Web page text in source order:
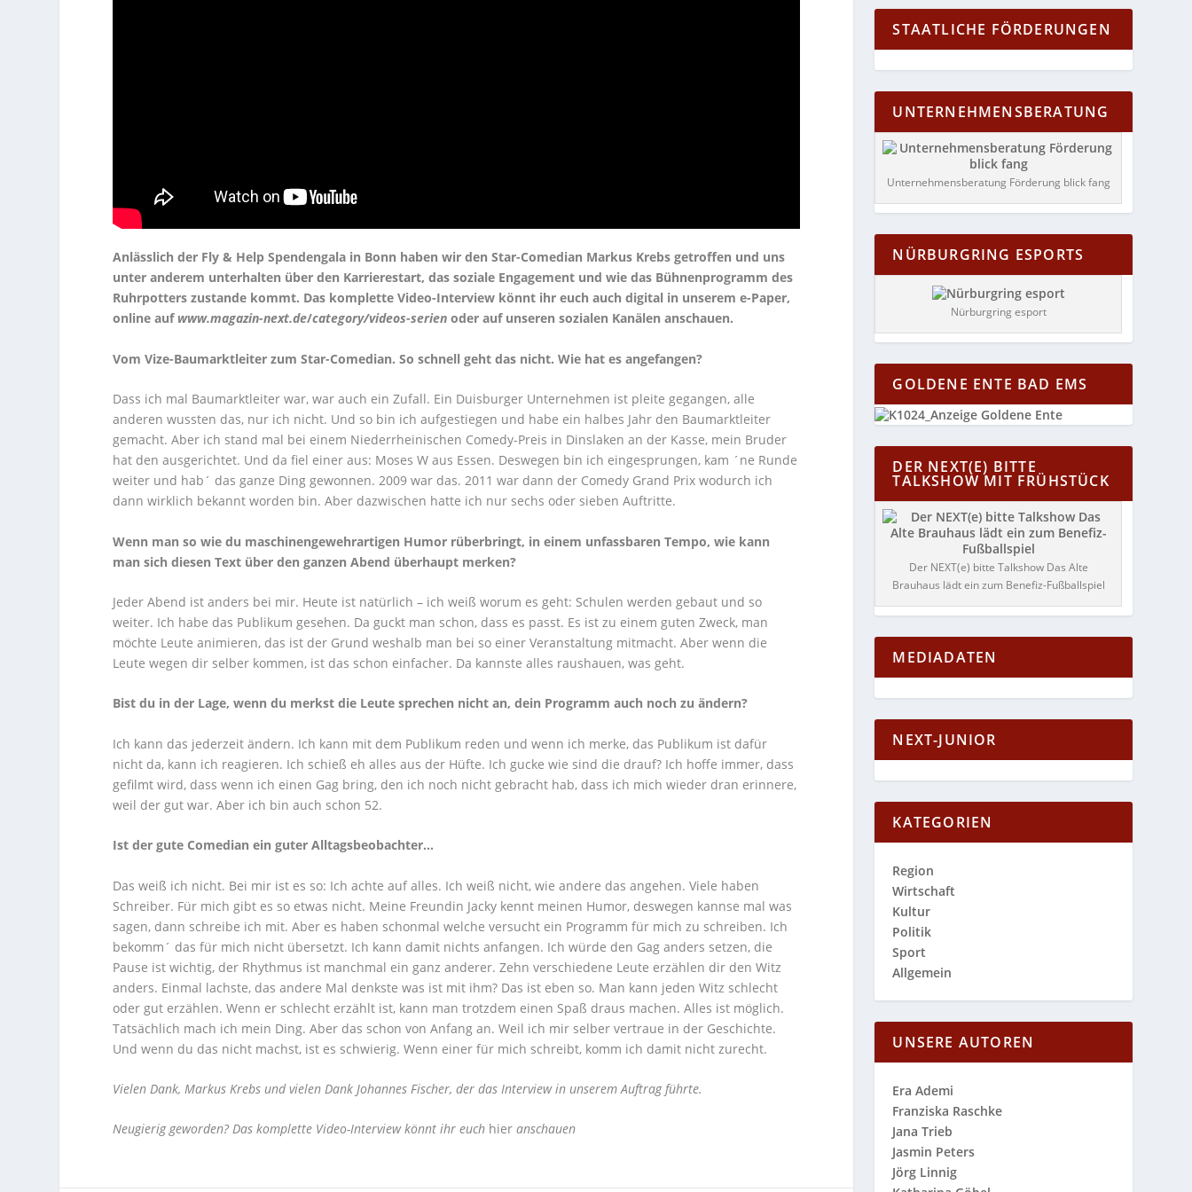
Anlässlich der Fly & Help Spendengala in Bonn haben wir den Star-Comedian Markus Krebs getroffen und uns
unter anderem unterhalten über den Karrierestart, das soziale Engagement und wie das Bühnenprogramm des
Ruhrpotters zustande kommt. Das komplette Video-Interview könnt ihr euch auch digital in unserem e-Paper,
online auf www.magazin-next.de/category/videos-serien oder auf unseren sozialen Kanälen anschauen.
Vom Vize-Baumarktleiter zum Star-Comedian. So schnell geht das nicht. Wie hat es angefangen?
Dass ich mal Baumarktleiter war, war auch ein Zufall. Ein Duisburger Unternehmen ist pleite gegangen, alle
anderen wussten das, nur ich nicht. Und so bin ich aufgestiegen und habe ein halbes Jahr den Baumarktleiter
gemacht. Aber ich stand mal bei einem Niederrheinischen Comedy-Preis in Dinslaken an der Kasse, mein Bruder
hat den ausgerichtet. Und da fiel einer aus: Moses W aus Essen. Deswegen bin ich eingesprungen, kam ´ne Runde
weiter und hab´ das ganze Ding gewonnen. 2009 war das. 2011 war dann der Comedy Grand Prix wodurch ich
dann wirklich bekannt worden bin. Aber dazwischen hatte ich nur sechs oder sieben Auftritte.
Wenn man so wie du maschinengewehrartigen Humor rüberbringt, in einem unfassbaren Tempo, wie kann
man sich diesen Text über den ganzen Abend überhaupt merken?
Jeder Abend ist anders bei mir. Heute ist natürlich – ich weiß worum es geht: Schulen werden gebaut und so
weiter. Ich habe das Publikum gesehen. Da guckt man schon, dass es passt. Es ist zu einem guten Zweck, man
möchte Leute animieren, das ist der Grund weshalb man bei so einer Veranstaltung mitmacht. Aber wenn die
Leute wegen dir selber kommen, ist das schon einfacher. Da kannste alles raushauen, was geht.
Bist du in der Lage, wenn du merkst die Leute sprechen nicht an, dein Programm auch noch zu ändern?
Ich kann das jederzeit ändern. Ich kann mit dem Publikum reden und wenn ich merke, das Publikum ist dafür
nicht da, kann ich reagieren. Ich schieß eh alles aus der Hüfte. Ich gucke wie sind die drauf? Ich hoffe immer, dass
gefilmt wird, dass wenn ich einen Gag bring, den ich noch nicht gebracht hab, dass ich mich wieder dran erinnere,
weil der gut war. Aber ich bin auch schon 52.
Ist der gute Comedian ein guter Alltagsbeobachter…
Das weiß ich nicht. Bei mir ist es so: Ich achte auf alles. Ich weiß nicht, wie andere das angehen. Viele haben
Schreiber. Für mich gibt es so etwas nicht. Meine Freundin Jacky kennt meinen Humor, deswegen kannse mal was
sagen, dann schreibe ich mit. Aber es haben schonmal welche versucht ein Programm für mich zu schreiben. Ich
bekomm´ das für mich nicht übersetzt. Ich kann damit nichts anfangen. Ich würde den Gag anders setzen, die
Pause ist wichtig, der Rhythmus ist manchmal ein ganz anderer. Zehn verschiedene Leute erzählen dir den Witz
anders. Einmal lachste, das andere Mal denkste was ist mit ihm? Das ist eben so. Man kann jeden Witz schlecht
oder gut erzählen. Wenn er schlecht erzählt ist, kann man trotzdem einen Spaß draus machen. Alles ist möglich.
Tatsächlich mach ich mein Ding. Aber das schon von Anfang an. Weil ich mir selber vertraue in der Geschichte.
Und wenn du das nicht machst, ist es schwierig. Wenn einer für mich schreibt, komm ich damit nicht zurecht.
Vielen Dank, Markus Krebs und vielen Dank Johannes Fischer, der das Interview in unserem Auftrag führte.
Neugierig geworden? Das komplette Video-Interview könnt ihr euch hieranschauen
STAATLICHE FÖRDERUNGEN
UNTERNEHMENSBERATUNG
Unternehmensberatung Förderung blick fang
NÜRBURGRING ESPORTS
Nürburgring esport
GOLDENE ENTE BAD EMS
DER NEXT(E) BITTE
TALKSHOW MIT FRÜHSTÜCK
Der NEXT(e) bitte Talkshow Das Alte
Brauhaus lädt ein zum Benefiz-Fußballspiel
MEDIADATEN
NEXT-JUNIOR
KATEGORIEN
Region
Wirtschaft
Kultur
Politik
Sport
Allgemein
UNSERE AUTOREN
Era Ademi
Franziska Raschke
Jana Trieb
Jasmin Peters
Jörg Linnig